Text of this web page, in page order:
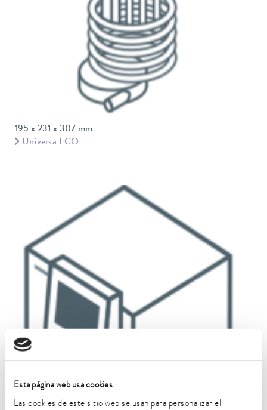
Esta página web usa cookies
Las cookies de este sitio web se usan para personalizar el
195 x 231 x 307 mm
Universa ECO